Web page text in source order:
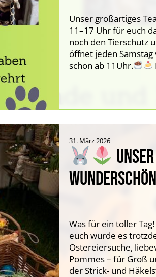
Unser großartiges
11–17 Uhr für euch
noch den Tierschutz
öffnet jeden
schon ab 11Uhr.
31. März 2026
Was für ein toller
euch wurde es
Ostereiersuche,
Pommes – für Groß
der Strick- und